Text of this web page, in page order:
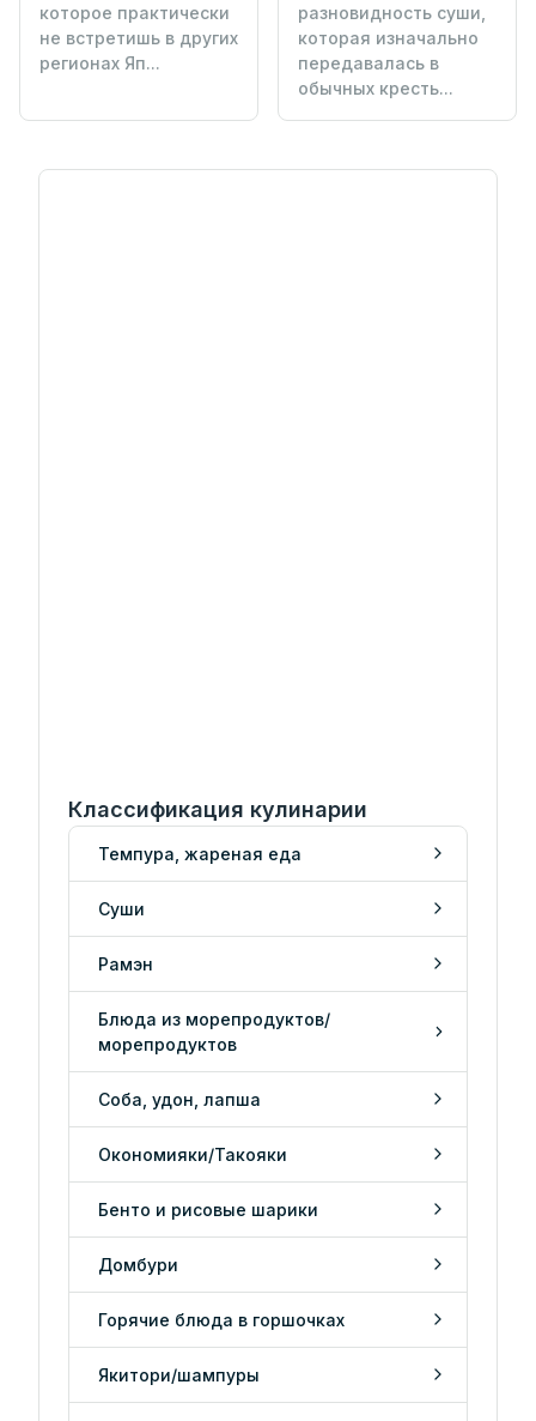
которое практически
не встретишь в других
регионах Яп...
разновидность суши,
которая изначально
передавалась в
обычных кресть...
Классификация кулинарии
Темпура, жареная еда
Суши
Рамэн
Блюда из морепродуктов/
морепродуктов
Соба, удон, лапша
Окономияки/Такояки
Бенто и рисовые шарики
Домбури
Горячие блюда в горшочках
Якитори/шампуры